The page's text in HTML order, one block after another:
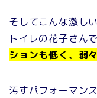
そしてこんな激し
トイレの花子さんで
ションも低く、弱
汚すパフォーマン